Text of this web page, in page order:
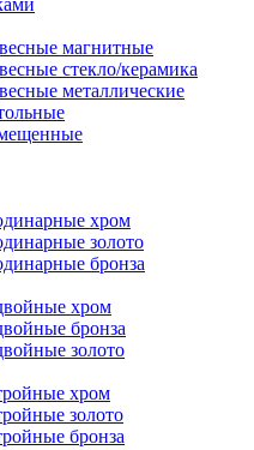
магнитные
стекло/керамика
металлические
хром
золото
бронза
хром
бронза
золото
хром
золото
бронза